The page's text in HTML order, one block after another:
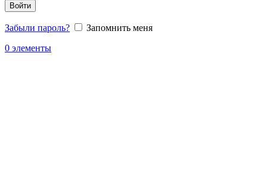
Войти
Забыли пароль?
Запомнить меня
0 элементы